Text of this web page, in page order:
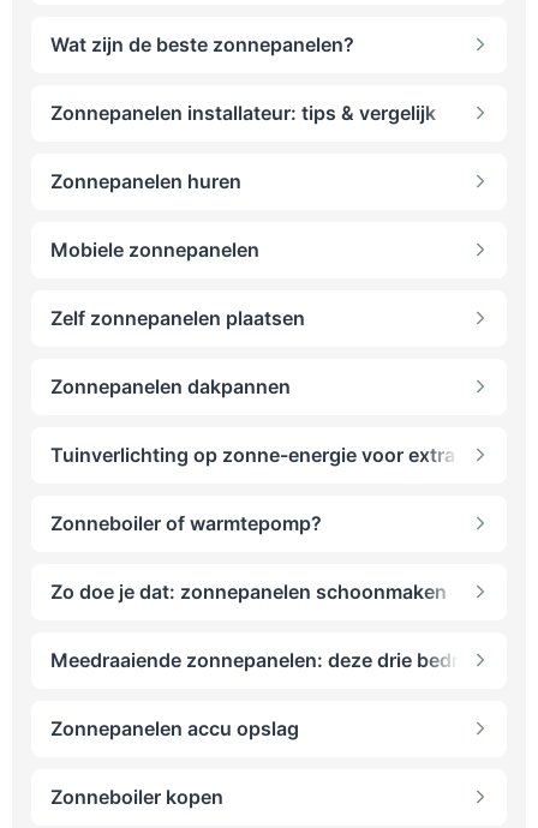
Wat zijn de beste zonnepanelen?
Zonnepanelen installateur: tips & vergelijk
Zonnepanelen huren
Mobiele zonnepanelen
Zelf zonnepanelen plaatsen
Zonnepanelen dakpannen
Tuinverlichting op zonne-energie voor extra sfeer
Zonneboiler of warmtepomp?
Zo doe je dat: zonnepanelen schoonmaken
Meedraaiende zonnepanelen: deze drie bedrijven
Zonnepanelen accu opslag
Zonneboiler kopen